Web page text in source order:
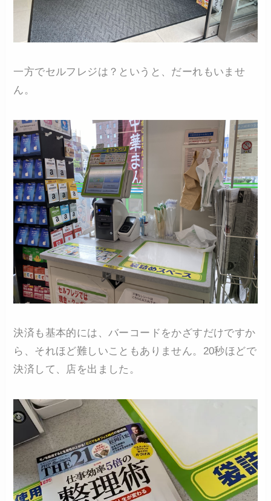
一方でセルフレジは？というと、だーれもいませ
ん。
決済も基本的には、バーコードをかざすだけですか
ら、それほど難しいこともありません。20秒ほどで
決済して、店を出ました。